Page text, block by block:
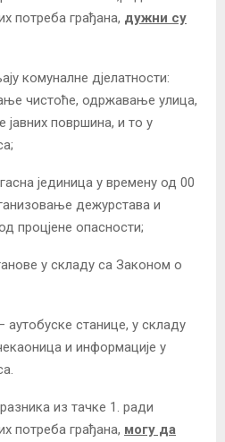
потреба грађана, дужни су
комуналне дјелатности:
чистоће, одржавање улица,
површина, и то у
јединица у времену од 00
дежурстава и
процјене опасности;
у складу са Законом о
аутобуске станице, у складу
и информације у
из тачке 1. ради
потреба грађана, могу да